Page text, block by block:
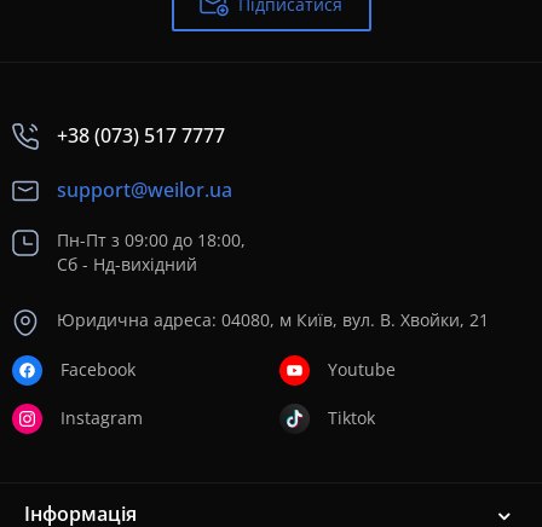
+38 (073) 517 7777
support@weilor.ua
Пн-Пт з 09:00 до 18:00,
Сб - Нд-вихідний
Юридична адреса: 04080, м Київ, вул. В. Хвойки, 21
Facebook
Instagram
Youtube
Tiktok
Інформація